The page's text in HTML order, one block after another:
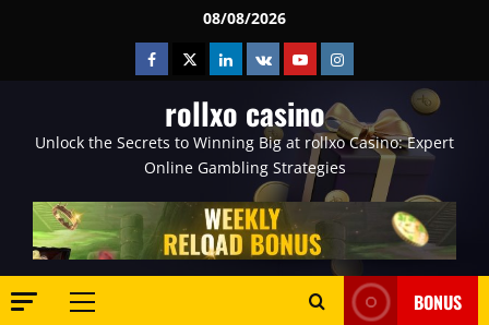
08/08/2026
Facebook
TwitterLinkedin
VK YoutubeInstagram
rollxo casino
Unlock the Secrets to Winning Big at rollxo Casino: Expert
Online Gambling Strategies
Primary
BONUS